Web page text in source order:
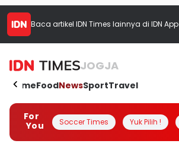
Baca artikel IDN Times lainnya di IDN App
JOGJA
HomeFoodNewsSportTravel
For
You
Soccer Times Yuk Pilih !